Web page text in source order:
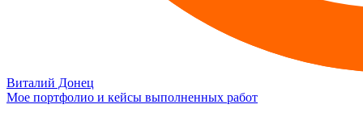
Виталий Донец
Мое портфолио и кейсы выполненных работ